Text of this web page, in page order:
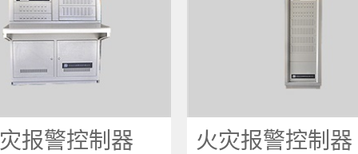
报警控制器 火灾报警控制